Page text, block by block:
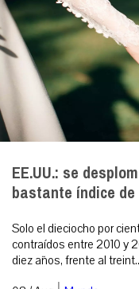
EE.UU.: se
bastante índice
Solo el dieciocho por
contraídos entre 2010 y
diez años, frente al